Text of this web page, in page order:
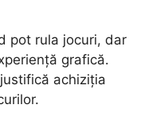
pot rula jocuri, dar
grafică.
achiziția